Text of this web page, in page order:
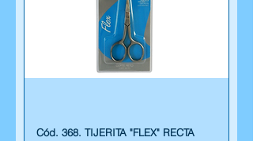
Cód. 368. TIJERITA "FLEX" RECTA